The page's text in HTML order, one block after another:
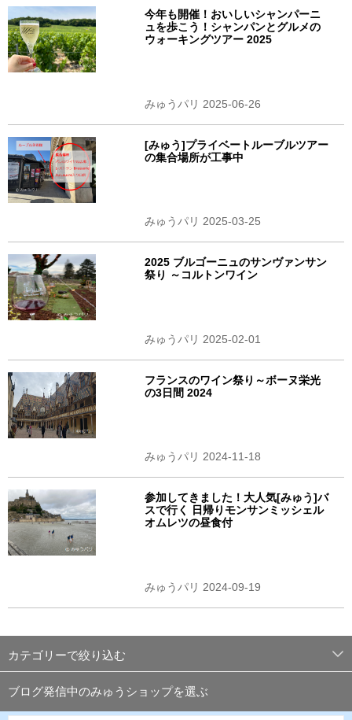
今年も開催！おいしいシャンパーニ
ュを歩こう！シャンパンとグルメの
ウォーキングツアー 2025
みゅうパリ 2025-06-26
[みゅう]プライベートルーブルツアー
の集合場所が工事中
みゅうパリ 2025-03-25
2025 ブルゴーニュのサンヴァンサン
祭り ～コルトンワイン
みゅうパリ 2025-02-01
フランスのワイン祭り～ボーヌ栄光
の3日間 2024
みゅうパリ 2024-11-18
参加してきました！大人気[みゅう]バ
スで行く 日帰りモンサンミッシェル
オムレツの昼食付
みゅうパリ 2024-09-19
カテゴリーで絞り込む
ブログ発信中のみゅうショップを選ぶ